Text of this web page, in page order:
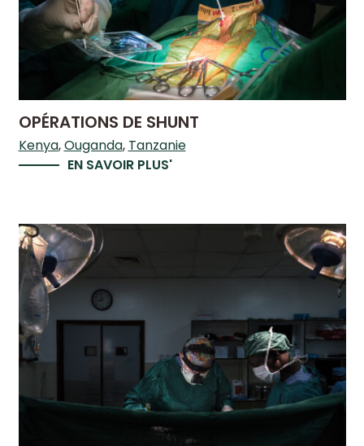
OPÉRATIONS DE SHUNT
Kenya Ouganda Tanzanie
EN SAVOIR PLUS'